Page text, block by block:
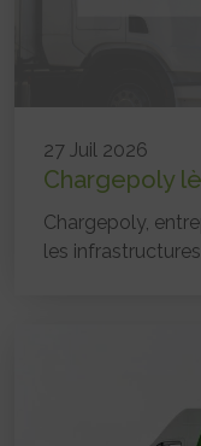
27 Juil 2026
Chargepoly
Chargepoly,
les infrastructures